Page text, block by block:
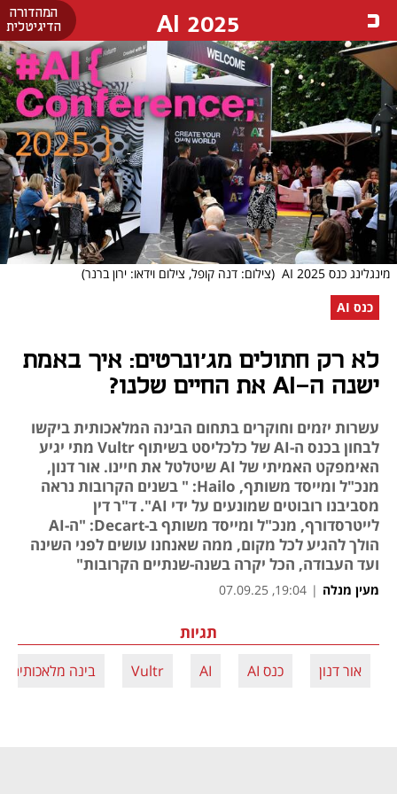
המהדורה
הדיגיטלית
AI 2025
מינגלינג כנס AI 2025
(צילום: דנה קופל, צילום וידאו: ירון ברנר)
כנס AI
לא רק חתולים מג'ונרטים: איך באמת
ישנה ה-AI את החיים שלנו?
עשרות יזמים וחוקרים בתחום הבינה המלאכותית ביקשו
לבחון בכנס ה-AI של כלכליסט בשיתוף Vultr מתי יגיע
האימפקט האמיתי של AI שיטלטל את חיינו. אור דנון,
מנכ"ל ומייסד משותף, Hailo: " בשנים הקרובות נראה
מסביבנו רובוטים שמונעים על ידי AI". ד"ר דין
לייטרסדורף, מנכ"ל ומייסד משותף ב-Decart: "ה-AI
הולך להגיע לכל מקום, ממה שאנחנו עושים לפני השינה
ועד העבודה, הכל יקרה בשנה-שנתיים הקרובות"
מעין מנלה |
19:04, 07.09.25
תגיות
אור דנון כנס AI AI
Vultr בינה מלאכותית